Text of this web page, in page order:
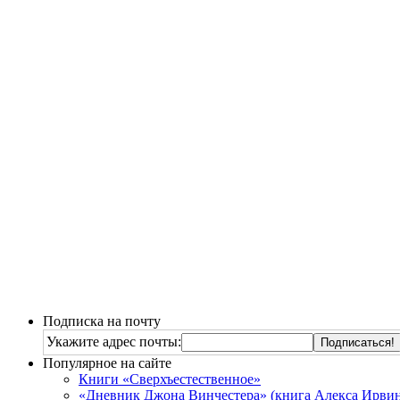
Подписка на почту
Укажите адрес почты:
Популярное на сайте
Книги «Сверхъестественное»
«Дневник Джона Винчестера» (книга Алекса